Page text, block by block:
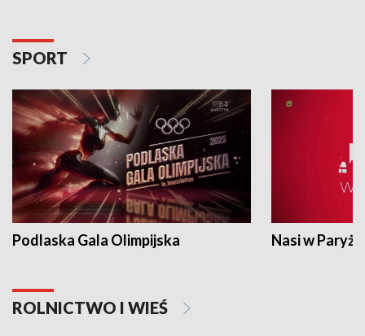
SPORT
Podlaska Gala Olimpijska Nasi w Paryżu
ROLNICTWO I WIEŚ